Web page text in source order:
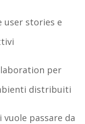
user stories e
per
distribuiti
passare da